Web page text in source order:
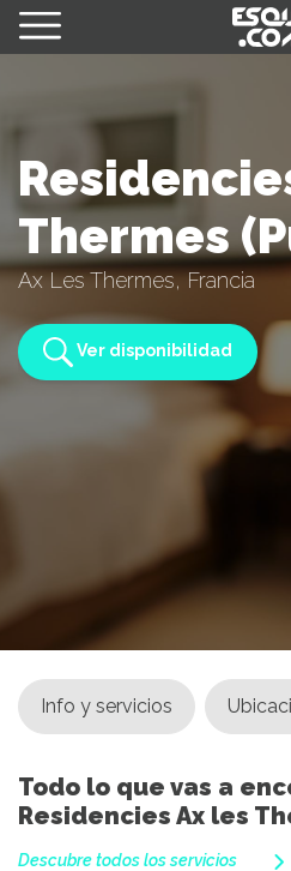
Thermes
Ax Les Thermes, Francia
Ver disponibilidad
Info y servicios
Todo lo que vas a
Residencies Ax les
Descubre todos los servicios